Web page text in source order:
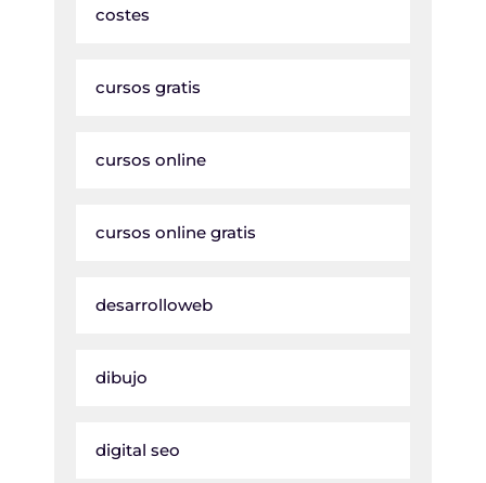
costes
cursos gratis
cursos online
cursos online gratis
desarrolloweb
dibujo
digital seo